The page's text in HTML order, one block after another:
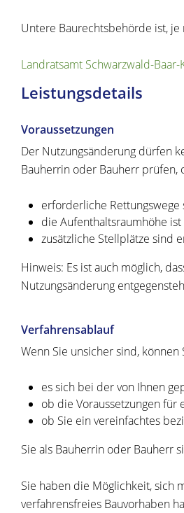
Untere Baurechtsbehörde ist,
Landratsamt Schwarzwald-Baar-
Leistungsdetails
Voraussetzungen
Der Nutzungsänderung dürfen
Bauherrin oder Bauherr prüfen,
erforderliche Rettungswege
die Aufenthaltsraumhöhe ist
zusätzliche Stellplätze sind
Hinweis: Es ist auch möglich,
Nutzungsänderung
Verfahrensablauf
Wenn Sie unsicher sind,
es sich bei der von Ihnen
ob die Voraussetzungen für
ob Sie ein vereinfachtes
Sie als Bauherrin oder Bauherr
Sie haben die Möglichkeit, sich
verfahrensfreies Bauvorhaben